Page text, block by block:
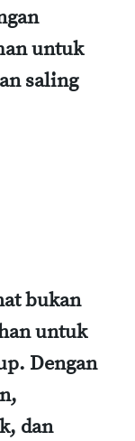
untuk
saling
bukan
untuk
Dengan
dan